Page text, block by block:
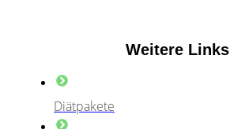
Weitere Links
Diätpakete